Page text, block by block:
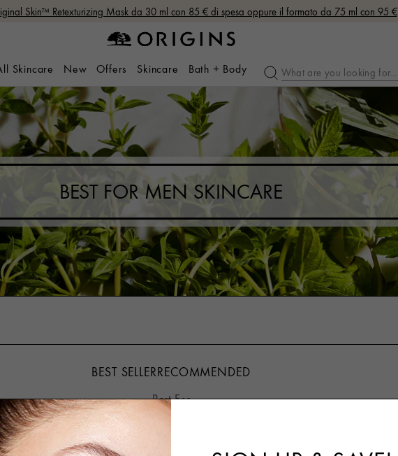
Skin™ Retexturizing Mask da 30 ml con 85 € di spesa oppure il formato da 75 ml con 95 €
Skincare New Offers Skincare Bath + Body
BEST FOR MEN SKINCARE
BEST SELLER RECOMMENDED
Best For
Gently Cleanse
Normal, Dry, Oily, Combination,